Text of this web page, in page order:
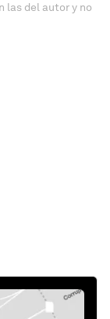
las del autor y no